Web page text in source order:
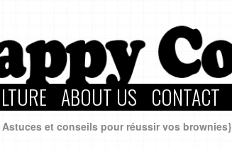
ABOUT US CONTACT
et conseils pour réussir vos brownies}